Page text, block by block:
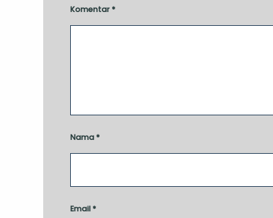
Komentar *
Nama *
Email *